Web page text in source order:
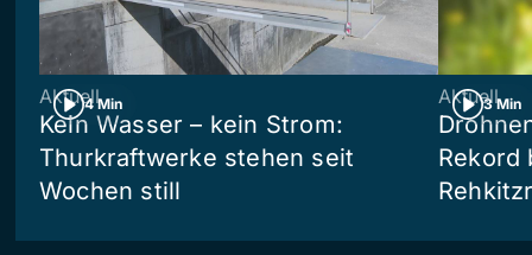
4 Min
Aktuell
Kein Wasser – kein Strom:
Thurkraftwerke stehen seit
Wochen still
3 Min
Aktuell
Rekord